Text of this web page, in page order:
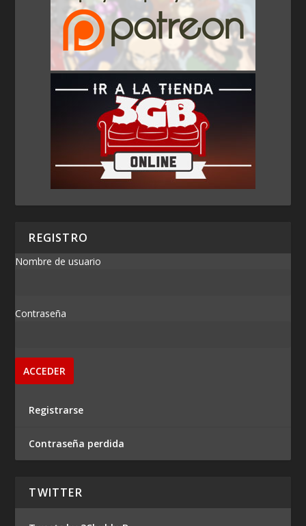
REGISTRO
Nombre de usuario
Contraseña
Registrarse
Contraseña perdida
TWITTER